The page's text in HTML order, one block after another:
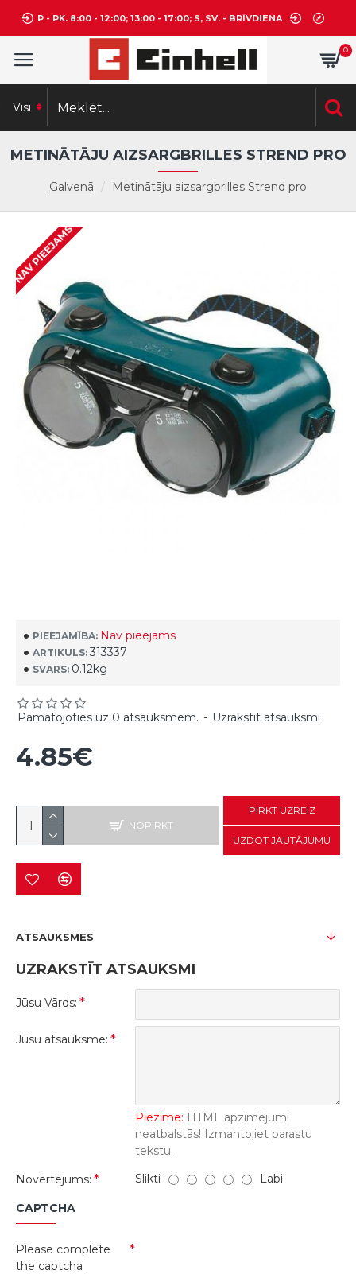
P - PK. 8:00 - 12:00; 13:00 - 17:00; S, SV. - BRĪVDIENA
0
Visi
Galvenā Metinātāju aizsargbrilles Strend pro
METINĀTĀJU AIZSARGBRILLES STREND PRO
NAV PIEEJAMS
PIEEJAMĪBA: Nav pieejams
ARTIKULS: 313337
SVARS: 0.12kg
Pamatojoties uz 0 atsauksmēm. - Uzrakstīt atsauksmi
4.85€
NOPIRKT
PIRKT UZREIZ
UZDOT JAUTĀJUMU
ATSAUKSMES
UZRAKSTĪT ATSAUKSMI
Jūsu Vārds:
Jūsu atsauksme:
Piezīme: HTML apzīmējumi
neatbalstās! Izmantojiet parastu
tekstu.
Novērtējums:
Slikti Labi
CAPTCHA
Please complete
the captcha